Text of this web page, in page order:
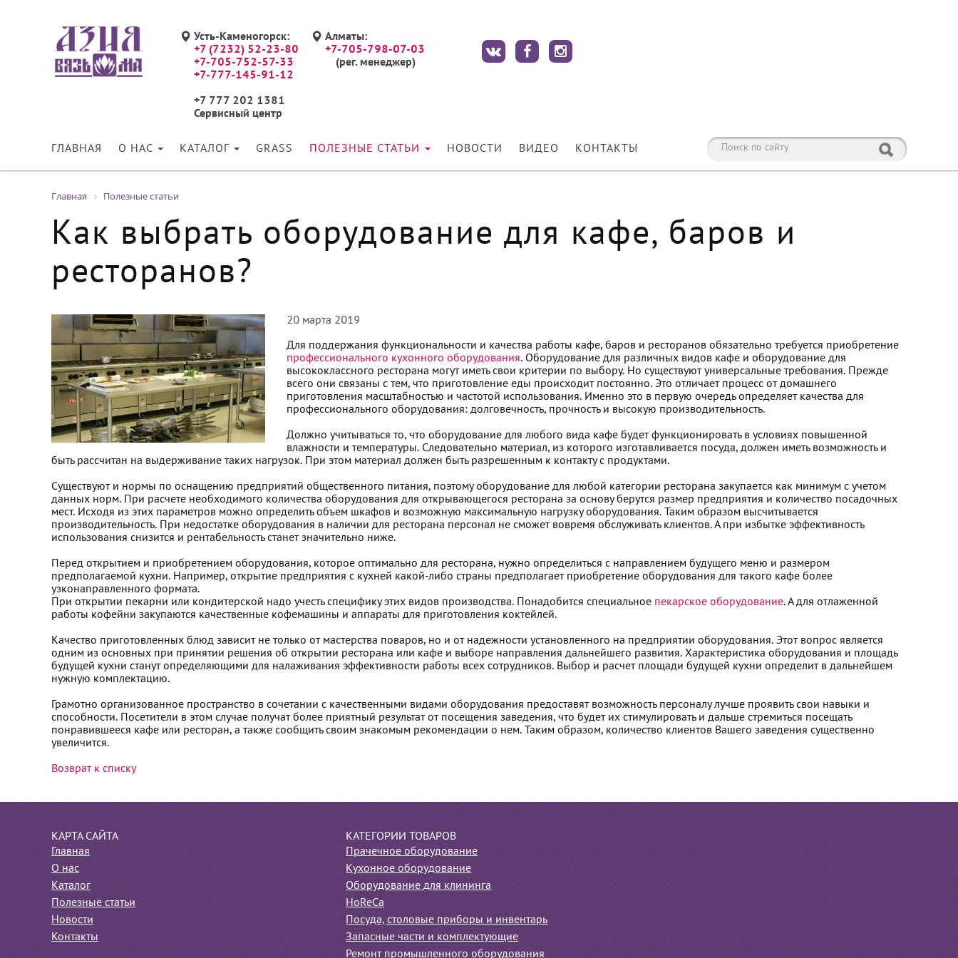
Усть-Каменогорск:
+7 (7232) 52-23-80
+7-705-752-57-33
+7-777-145-91-12
+7 777 202 1381
Сервисный центр
Алматы:
+7-705-798-07-03
(рег. менеджер)
ГЛАВНАЯ О НАС КАТАЛОГ GRASS ПОЛЕЗНЫЕ СТАТЬИ НОВОСТИ ВИДЕО КОНТАКТЫ
Главная Полезные статьи
Как выбрать оборудование для кафе, баров и
ресторанов?
20 марта 2019
Для поддержания функциональности и качества работы кафе, баров и ресторанов обязательно требуется приобретение
профессионального кухонного оборудования. Оборудование для различных видов кафе и оборудование для
высококлассного ресторана могут иметь свои критерии по выбору. Но существуют универсальные требования. Прежде
всего они связаны с тем, что приготовление еды происходит постоянно. Это отличает процесс от домашнего
приготовления масштабностью и частотой использования. Именно это в первую очередь определяет качества для
профессионального оборудования: долговечность, прочность и высокую производительность.
Должно учитываться то, что оборудование для любого вида кафе будет функционировать в условиях повышенной
влажности и температуры. Следовательно материал, из которого изготавливается посуда, должен иметь возможность и
быть рассчитан на выдерживание таких нагрузок. При этом материал должен быть разрешенным к контакту с продуктами.
Существуют и нормы по оснащению предприятий общественного питания, поэтому оборудование для любой категории ресторана закупается как минимум с учетом
данных норм. При расчете необходимого количества оборудования для открывающегося ресторана за основу берутся размер предприятия и количество посадочных
мест. Исходя из этих параметров можно определить объем шкафов и возможную максимальную нагрузку оборудования. Таким образом высчитывается
производительность. При недостатке оборудования в наличии для ресторана персонал не сможет вовремя обслуживать клиентов. А при избытке эффективность
использования снизится и рентабельность станет значительно ниже.
Перед открытием и приобретением оборудования, которое оптимально для ресторана, нужно определиться с направлением будущего меню и размером
предполагаемой кухни. Например, открытие предприятия с кухней какой-либо страны предполагает приобретение оборудования для такого кафе более
узконаправленного формата.
При открытии пекарни или кондитерской надо учесть специфику этих видов производства. Понадобится специальное пекарское оборудование. А для отлаженной
работы кофейни закупаются качественные кофемашины и аппараты для приготовления коктейлей.
Качество приготовленных блюд зависит не только от мастерства поваров, но и от надежности установленного на предприятии оборудования. Этот вопрос является
одним из основных при принятии решения об открытии ресторана или кафе и выборе направления дальнейшего развития. Характеристика оборудования и площадь
будущей кухни станут определяющими для налаживания эффективности работы всех сотрудников. Выбор и расчет площади будущей кухни определит в дальнейшем
нужную комплектацию.
Грамотно организованное пространство в сочетании с качественными видами оборудования предоставят возможность персоналу лучше проявить свои навыки и
способности. Посетители в этом случае получат более приятный результат от посещения заведения, что будет их стимулировать и дальше стремиться посещать
понравившееся кафе или ресторан, а также сообщить своим знакомым рекомендации о нем. Таким образом, количество клиентов Вашего заведения существенно
увеличится.
Возврат к списку
КАРТА САЙТА
Главная
О нас
Каталог
Полезные статьи
Новости
Контакты
КАТЕГОРИИ ТОВАРОВ
Прачечное оборудование
Кухонное оборудование
Оборудование для клининга
HoReCa
Посуда, столовые приборы и инвентарь
Запасные части и комплектующие
Ремонт промышленного оборудования